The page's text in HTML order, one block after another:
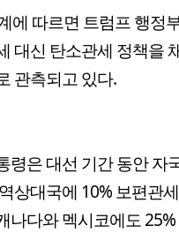
에 따르면 트럼프 행정
대신 탄소관세 정책을
관측되고 있다.
령은 대선 기간 동안 자
상대국에 10% 보편관
나다와 멕시코에도